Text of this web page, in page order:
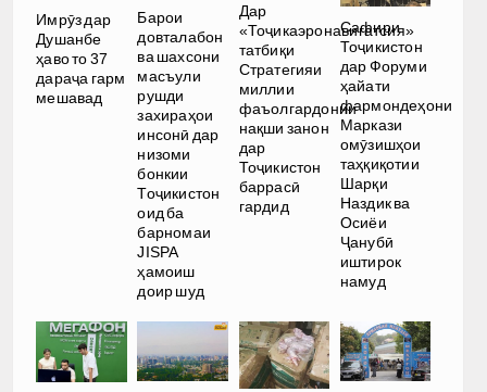
Имрӯз дар
Душанбе
ҳаво то 37
дараҷа гарм
мешавад
Барои
довталабон
ва шахсони
масъули
рушди
захираҳои
инсонӣ дар
низоми
бонкии
Тоҷикистон
оид ба
барномаи
JISPA
ҳамоиш
доир шуд
Дар
«Тоҷикаэронавигатсия»
татбиқи
Стратегияи
миллии
фаъолгардонии
нақши занон
дар
Тоҷикистон
баррасӣ
гардид
Сафири
Тоҷикистон
дар Форуми
ҳайати
фармондеҳони
Маркази
омӯзишҳои
таҳқиқотии
Шарқи
Наздик ва
Осиёи
Ҷанубӣ
иштирок
намуд